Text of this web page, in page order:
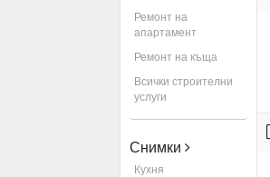
Ремонт на
апартамент
Ремонт на къща
Всички строителни
услуги
Снимки
Кухня